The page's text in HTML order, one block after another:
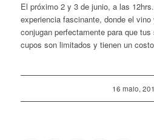
El próximo 2 y 3 de junio, a las
experiencia fascinante, donde el
conjugan perfectamente para que
cupos son limitados y tienen un
16 maio,